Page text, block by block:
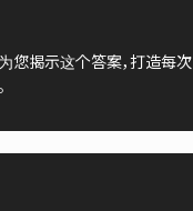
您揭示这个答案，打造每次